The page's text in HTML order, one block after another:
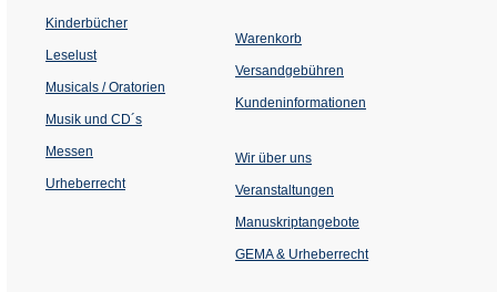
Kinderbücher
Leselust
Musicals / Oratorien
Musik und CD´s
Messen
Urheberrecht
Warenkorb
Versandgebühren
Kundeninformationen
Wir über uns
Veranstaltungen
einem
Tab)
Manuskriptangebote
GEMA & Urheberrecht